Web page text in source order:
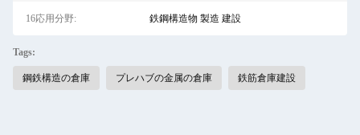
16応用分野: 鉄鋼構造物 製造 建設
Tags:
鋼鉄構造の倉庫 プレハブの金属の倉庫 鉄筋倉庫建設